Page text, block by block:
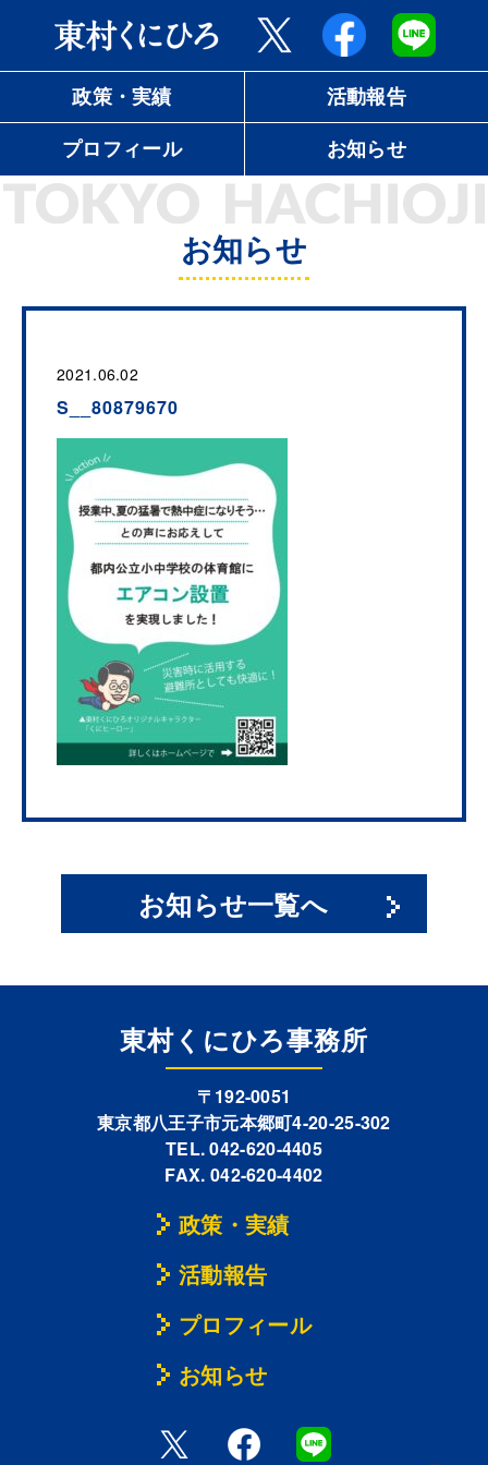
政策・実績
活動報告
プロフィール
お知らせ
お知らせ
2021.06.02
S__80879670
お知らせ一覧へ
東村くにひろ事務所
〒192-0051
東京都八王子市元本郷町4-20-25-302
TEL. 042-620-4405
FAX. 042-620-4402
政策・実績
活動報告
プロフィール
お知らせ